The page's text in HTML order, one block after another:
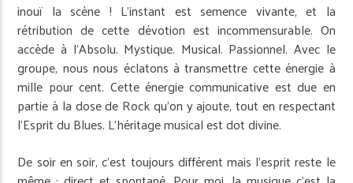
inouï la scène ! L’instant est semence vivante, et la
rétribution de cette dévotion est incommensurable. On
accède à l’Absolu. Mystique. Musical. Passionnel. Avec le
groupe, nous nous éclatons à transmettre cette énergie à
mille pour cent. Cette énergie communicative est due en
partie à la dose de Rock qu’on y ajoute, tout en respectant
l’Esprit du Blues. L’héritage musical est dot divine.
De soir en soir, c’est toujours différent mais l’esprit reste le